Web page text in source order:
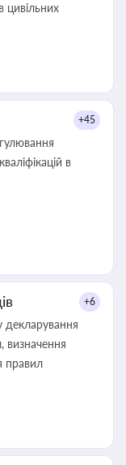
цивільних
+45
в
+6
декларування
визначення
правил